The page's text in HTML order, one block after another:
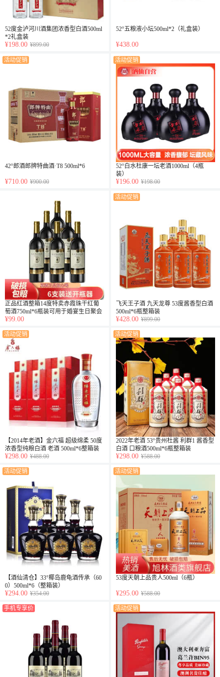
52度金泸河川酒集团浓香型白酒500ml
*2礼盒装
¥198.00 ¥899.00
52°五粮液小坛500ml*2（礼盒装）
¥438.00
活动促销
42°郎酒郎牌特曲酒·T8 500ml*6
¥710.00 ¥900.00
活动促销
52°白水杜康一坛老酒1000ml（4瓶
装）
¥196.00 ¥198.00
正品红酒整箱14度特卖赤霞珠干红葡
萄酒750ml*6瓶装可用于婚宴生日聚会
送礼用酒
¥99.00
活动促销
飞天王子酒 九天龙尊 53度酱香型白酒
500ml*6瓶整箱装
¥428.00 ¥899.00
活动促销
【2014年老酒】金六福 超级绵柔 50度
浓香型纯粮白酒 老酒 500ml*6整箱装
¥298.00 ¥488.00
活动促销
2022年老酒 53°贵州杜酱 利群1 酱香型
白酒 口粮酒500ml*6瓶整箱装
¥298.00 ¥588.00
活动促销
【酒仙清仓】33°椰岛鹿龟酒传承（60
0）500ml*6（整箱装）
¥294.00 ¥354.00
活动促销
53度天朝上品贵人500ml（6瓶）
¥295.00 ¥588.00
手机专享价 活动促销